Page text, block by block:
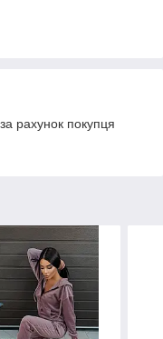
рахунок покупця